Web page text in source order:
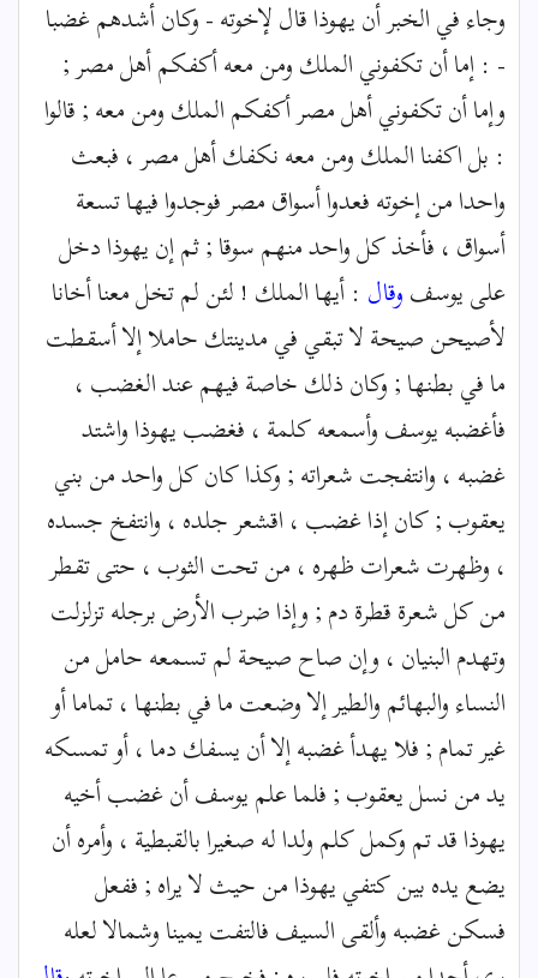
وجاء في الخبر أن يهوذا قال لإخوته - وكان أشدهم غضبا
- : إما أن تكفوني الملك ومن معه أكفكم أهل مصر ;
وإما أن تكفوني أهل مصر أكفكم الملك ومن معه ; قالوا
: بل اكفنا الملك ومن معه نكفك أهل مصر ، فبعث
واحدا من إخوته فعدوا أسواق مصر فوجدوا فيها تسعة
أسواق ، فأخذ كل واحد منهم سوقا ; ثم إن يهوذا دخل
على يوسفوقال : أيها الملك ! لئن لم تخل معنا أخانا
لأصيحن صيحة لا تبقي في مدينتك حاملا إلا أسقطت
ما في بطنها ; وكان ذلك خاصة فيهم عند الغضب ،
فأغضبه يوسف وأسمعه كلمة ، فغضب يهوذا واشتد
غضبه ، وانتفجت شعراته ; وكذا كان كل واحد من بني
يعقوب ; كان إذا غضب ، اقشعر جلده ، وانتفخ جسده
، وظهرت شعرات ظهره ، من تحت الثوب ، حتى تقطر
من كل شعرة قطرة دم ; وإذا ضرب الأرض برجله تزلزلت
وتهدم البنيان ، وإن صاح صيحة لم تسمعه حامل من
النساء والبهائم والطير إلا وضعت ما في بطنها ، تماما أو
غير تمام ; فلا يهدأ غضبه إلا أن يسفك دما ، أو تمسكه
يد من نسل يعقوب ; فلما علم يوسف أن غضب أخيه
يهوذا قد تم وكمل كلم ولدا له صغيرا بالقبطية ، وأمره أن
يضع يده بين كتفي يهوذا من حيث لا يراه ; ففعل
فسكن غضبه وألقى السيف فالتفت يمينا وشمالا لعله